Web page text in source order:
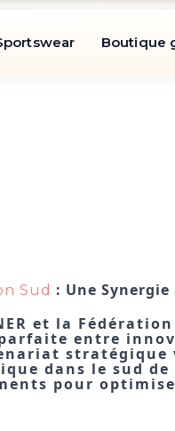
Boutique
Sud : Une
et la
entre
dans le sud
pour